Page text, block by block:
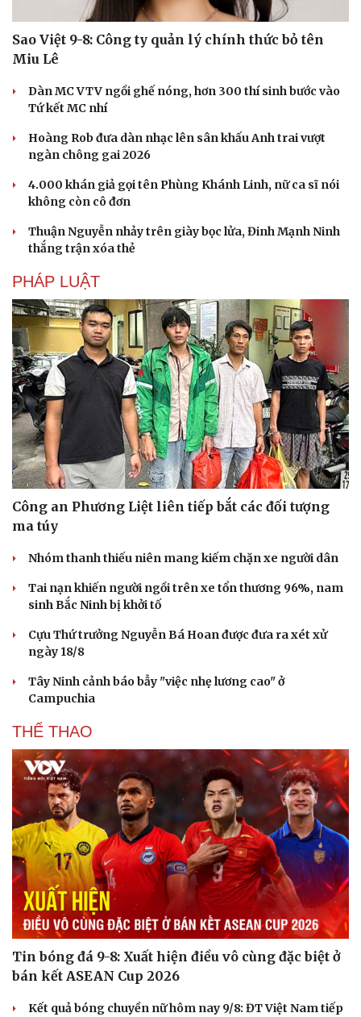
Du lịch
Săn Tour
check-in
Đọc truyện đêm khuya
Sao Việt 9-8: Công ty quản lý chính thức bỏ tên
Miu Lê
Dàn MC VTV ngồi ghế nóng, hơn 300 thí sinh bước vào
Tứ kết MC nhí
Hoàng Rob đưa dàn nhạc lên sân khấu Anh trai vượt
ngàn chông gai 2026
4.000 khán giả gọi tên Phùng Khánh Linh, nữ ca sĩ nói
không còn cô đơn
Thuận Nguyễn nhảy trên giày bọc lửa, Đinh Mạnh Ninh
thắng trận xóa thẻ
PHÁP LUẬT
Công an Phương Liệt liên tiếp bắt các đối tượng
ma túy
Nhóm thanh thiếu niên mang kiếm chặn xe người dân
Tai nạn khiến người ngồi trên xe tổn thương 96%, nam
sinh Bắc Ninh bị khởi tố
Cựu Thứ trưởng Nguyễn Bá Hoan được đưa ra xét xử
ngày 18/8
Tây Ninh cảnh báo bẫy "việc nhẹ lương cao" ở
Campuchia
THỂ THAO
Tin bóng đá 9-8: Xuất hiện điều vô cùng đặc biệt ở
bán kết ASEAN Cup 2026
Kết quả bóng chuyền nữ hôm nay 9/8: ĐT Việt Nam tiếp